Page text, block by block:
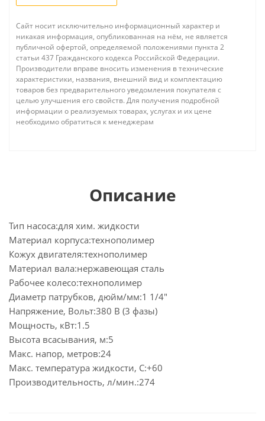
Сайт носит исключительно информационный характер и
никакая информация, опубликованная на нём, не является
публичной офертой, определяемой положениями пункта 2
статьи 437 Гражданского кодекса Российской Федерации.
Производители вправе вносить изменения в технические
характеристики, названия, внешний вид и комплектацию
товаров без предварительного уведомления покупателя с
целью улучшения его свойств. Для получения подробной
информации о реализуемых товарах, услугах и их цене
необходимо обратиться к менеджерам
Описание
Тип насоса:для хим. жидкости
Материал корпуса:технополимер
Кожух двигателя:технополимер
Материал вала:нержавеющая сталь
Рабочее колесо:технополимер
Диаметр патрубков, дюйм/мм:1 1/4"
Напряжение, Вольт:380 В (3 фазы)
Мощность, кВт:1.5
Высота всасывания, м:5
Макс. напор, метров:24
Макс. температура жидкости, С:+60
Производительность, л/мин.:274